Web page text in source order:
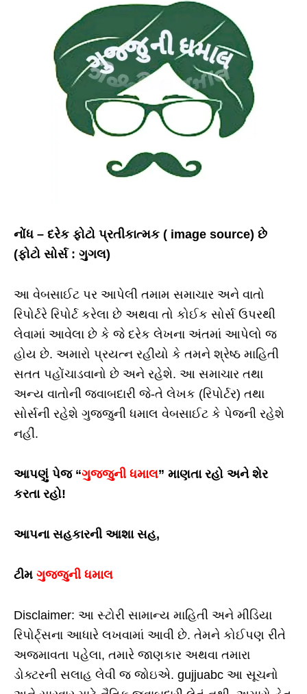
નોંધ – દરેક ફોટો પ્રતીકાત્મક ( image source) છે
(ફોટો સોર્સ : ગુગલ)
આ વેબસાઈટ પર આપેલી તમામ સમાચાર અને વાતો
રિપોર્ટરે રિપોર્ટ કરેલા છે અથવા તો કોઈક સોર્સ ઉપરથી
લેવામાં આવેલા છે કે જે દરેક લેખના અંતમાં આપેલો જ
હોય છે. અમારો પ્રયત્ન રહીયો કે તમને શ્રેષ્ઠ માહિતી
સતત પહોંચાડવાનો છે અને રહેશે. આ સમાચાર તથા
અન્ય વાતોની જવાબદારી જે-તે લેખક (રિપોર્ટર) તથા
સોર્સની રહેશે ગુજ્જુની ધમાલ વેબસાઈટ કે પેજની રહેશે
નહીં.
આપણું પેજ “ગુજ્જુની ધમાલ” માણતા રહો અને શેર
કરતા રહો!
આપના સહકારની આશા સહ,
ટીમ ગુજ્જુની ધમાલ
Disclaimer: આ સ્ટોરી સામાન્ય માહિતી અને મીડિયા
રિપોર્ટ્સના આધારે લખવામાં આવી છે. તેમને કોઈપણ રીતે
અજમાવતા પહેલા, તમારે જાણકાર અથવા તમારા
ડોક્ટરની સલાહ લેવી જ જોઇએ. gujjuabc આ સૂચનો